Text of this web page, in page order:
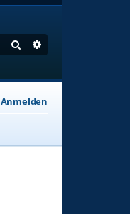
Suche
Anmelden